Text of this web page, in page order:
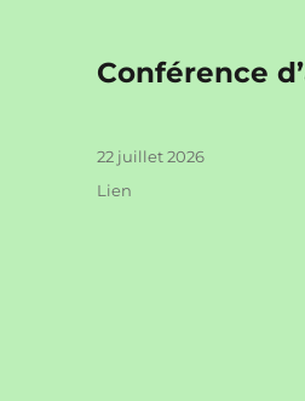
Conférence
Publié
le
22 juillet 2026
Format
Lien